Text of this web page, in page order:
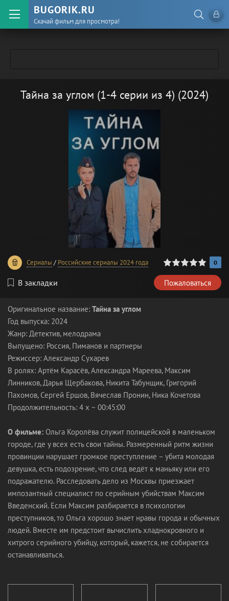
BUGORIK.RU
Скачай фильм для просмотра!
Тайна за углом (1-4 серии из 4) (2024)
Сериалы / Российские сериалы 2024 года
0 1 2 3 4 5 0
В закладки Пожаловаться
Оригинальное название: Тайна за углом
Год выпуска: 2024
Жанр: Детектив, мелодрама
Выпущено: Россия, Пиманов и партнеры
Режиссер: Александр Сухарев
В ролях: Артём Карасёв, Александра Мареева, Максим
Линников, Дарья Щербакова, Никита Табунщик, Григорий
Пахомов, Сергей Ершов, Вячеслав Пронин, Ника Кочетова
Продолжительность: 4 x ~ 00:45:00
О фильме: Ольга Королёва служит полицейской в маленьком
городе, где у всех есть свои тайны. Размеренный ритм жизни
провинции нарушает громкое преступление – убита молодая
девушка, есть подозрение, что след ведёт к маньяку или его
подражателю. Расследовать дело из Москвы приезжает
импозантный специалист по серийным убийствам Максим
Введенский. Если Максим разбирается в психологии
преступников, то Ольга хорошо знает нравы города и обычных
людей. Вместе им предстоит вычислить хладнокровного и
хитрого серийного убийцу, который, кажется, не собирается
останавливаться.